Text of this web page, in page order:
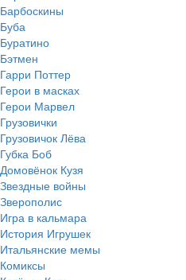
Барбоскины
Буба
Буратино
Бэтмен
Гарри Поттер
Герои в масках
Герои Марвел
Грузовички
Грузовичок Лёва
Губка Боб
Домовёнок Кузя
Звездные войны
Зверополис
Игра в кальмара
История Игрушек
Итальянские мемы
Комиксы